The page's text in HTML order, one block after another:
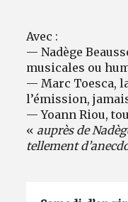
Avec :
— Nadège
musicales ou
— Marc Toesca,
l’émission,
— Yoann Riou,
« auprès de
tellement